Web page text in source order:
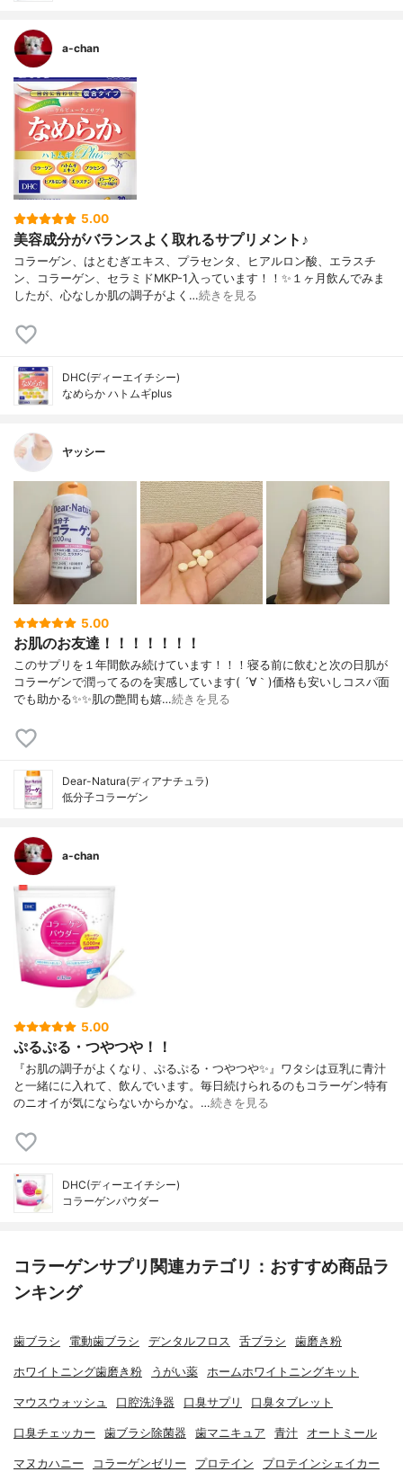
a-chan
5.00
美容成分がバランスよく取れるサプリメント♪
コラーゲン、はとむぎエキス、プラセンタ、ヒアルロン酸、エラスチ
ン、コラーゲン、セラミドMKP-1入っています！！✨１ヶ月飲んでみま
したが、心なしか肌の調子がよく…続きを見る
DHC(ディーエイチシー)
なめらか ハトムギplus
ヤッシー
5.00
お肌のお友達！！！！！！！
このサプリを１年間飲み続けています！！！寝る前に飲むと次の日肌が
コラーゲンで潤ってるのを実感しています( ´∀｀)価格も安いしコスパ面
でも助かる✨✨肌の艶間も嬉…続きを見る
Dear-Natura(ディアナチュラ)
低分子コラーゲン
a-chan
5.00
ぷるぷる・つやつや！！
『お肌の調子がよくなり、ぷるぷる・つやつや✨』ワタシは豆乳に青汁
と一緒にに入れて、飲んでいます。毎日続けられるのもコラーゲン特有
のニオイが気にならないからかな。…続きを見る
DHC(ディーエイチシー)
コラーゲンパウダー
コラーゲンサプリ関連カテゴリ：おすすめ商品ラ
ンキング
歯ブラシ 電動歯ブラシ デンタルフロス 舌ブラシ 歯磨き粉
ホワイトニング歯磨き粉 うがい薬 ホームホワイトニングキット
マウスウォッシュ 口腔洗浄器 口臭サプリ 口臭タブレット
口臭チェッカー 歯ブラシ除菌器 歯マニキュア 青汁 オートミール
マヌカハニー コラーゲンゼリー プロテイン プロテインシェイカー